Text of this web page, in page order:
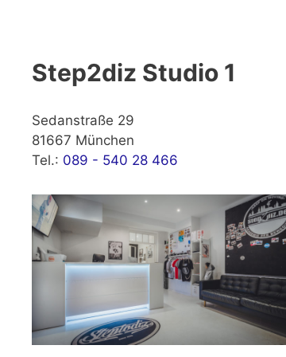
Step2diz Studio 1
Sedanstraße 29
81667 München
Tel.: 089 - 540 28 466